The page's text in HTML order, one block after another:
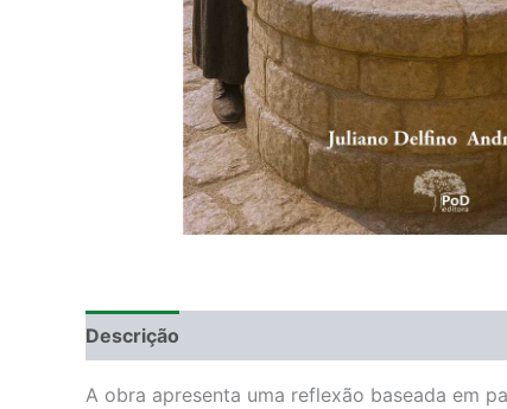
Descrição
A obra apresenta uma reflexão baseada em